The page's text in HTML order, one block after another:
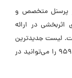
مستمر پرسنل متخصص و
اثربخشی در ارائه
لیست جدیدترین
موقعیت‌های شغلی شرکت احیاء نان ایرانیان – 9595 را می‌توانید در